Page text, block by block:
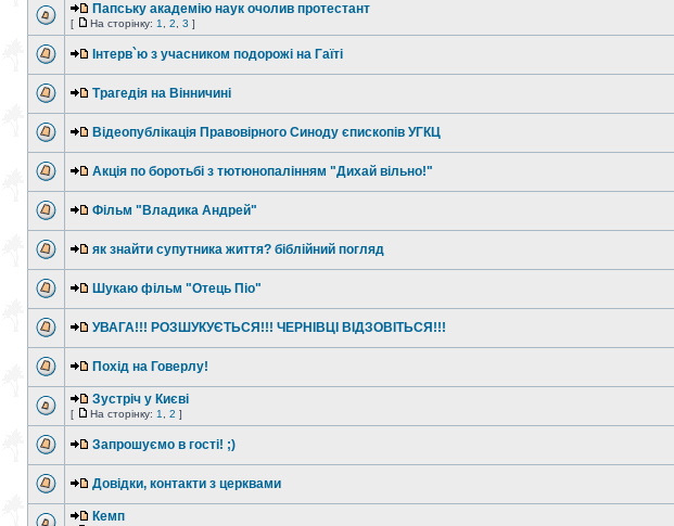
Папську академію наук очолив протестант
[ На сторінку: 1 2 3 ]
Інтерв`ю з учасником подорожі на Гаїті
Трагедія на Вінничині
Відеопублікація Правовірного Синоду єпископів УГКЦ
Акція по боротьбі з тютюнопалінням "Дихай вільно!"
Фільм "Владика Андрей"
як знайти супутника життя? біблійний погляд
Шукаю фільм "Отець Піо"
УВАГА!!! РОЗШУКУЄТЬСЯ!!! ЧЕРНІВЦІ ВІДЗОВІТЬСЯ!!!
Похід на Говерлу!
Зустріч у Києві
[ На сторінку: 1 2 ]
Запрошуємо в гості! ;)
Довідки, контакти з церквами
Кемп